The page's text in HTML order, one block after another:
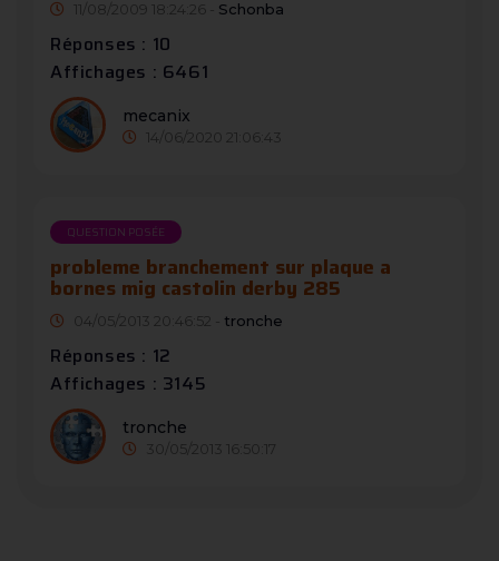
11/08/2009 18:24:26 - Schonba
Réponses : 10
Affichages : 6461
mecanix
14/06/2020 21:06:43
QUESTION POSÉE
probleme branchement sur plaque a
bornes mig castolin derby 285
04/05/2013 20:46:52 - tronche
Réponses : 12
Affichages : 3145
tronche
30/05/2013 16:50:17